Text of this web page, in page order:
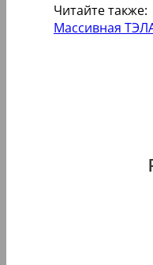
Читайте также:
Массивная